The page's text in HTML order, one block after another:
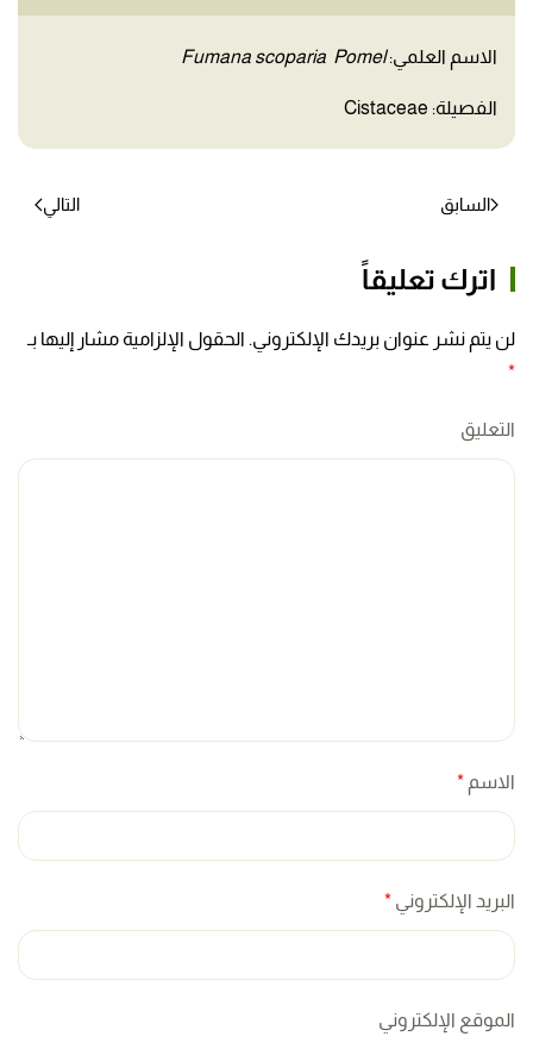
الاسم العلمي:Fumana scoparia Pomel
الفصيلة: Cistaceae
السابق التالي
اترك تعليقاً
لن يتم نشر عنوان بريدك الإلكتروني. الحقول الإلزامية مشار إليها بـ
*
التعليق
الاسم *
البريد الإلكتروني *
الموقع الإلكتروني